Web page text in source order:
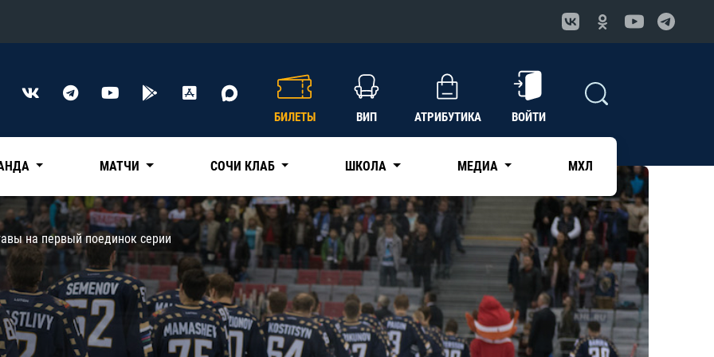
Конференция «Восток»
Нефтехимик
Трактор
Дивизион Чернышева
Авангард
Адмирал
КХЛ
БИЛЕТЫ ВИП АТРИБУТИКА ВОЙТИ
МАТЧИ СОЧИ КЛАБ ШКОЛА МЕДИА МХЛ
на первый поединок серии